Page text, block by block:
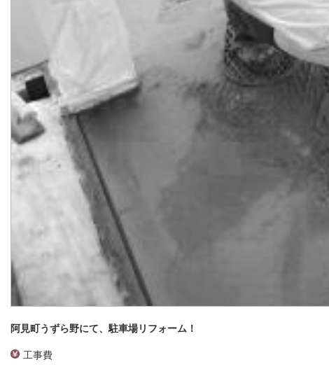
阿見町うずら野にて、駐車場リフォーム！
工事費